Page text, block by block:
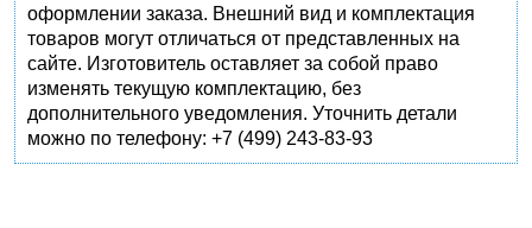
оформлении заказа. Внешний вид и комплектация
товаров могут отличаться от представленных на
сайте. Изготовитель оставляет за собой право
изменять текущую комплектацию, без
дополнительного уведомления. Уточнить детали
можно по телефону: +7 (499) 243-83-93